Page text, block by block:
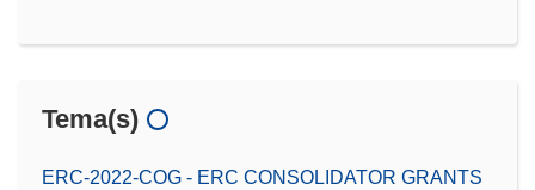
Tema(s)
ERC-2022-COG - ERC CONSOLIDATOR GRANTS